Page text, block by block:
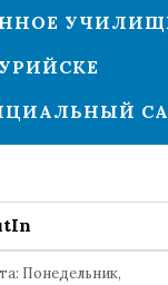
Понедельник,